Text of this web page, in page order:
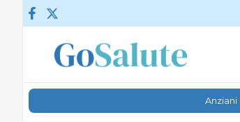
Vai al contenuto
Anziani